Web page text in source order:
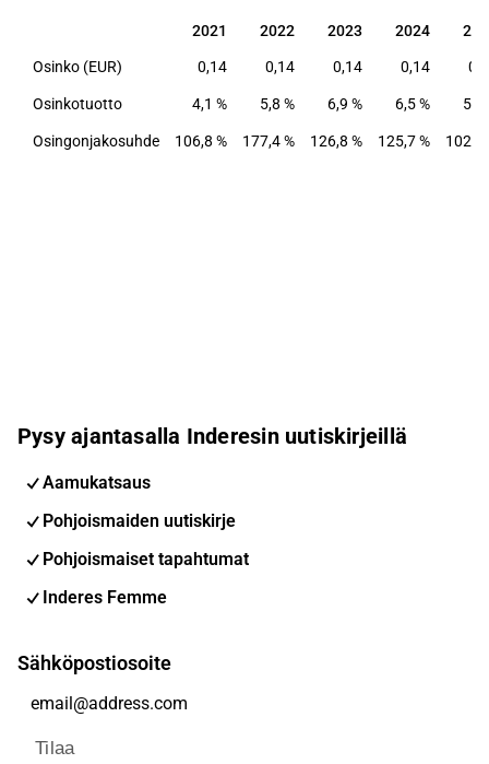
2021 2022 2023 2024
2021 2022 2023 2024
Osinko (EUR) 0,14 0,14 0,14 0,14
Osinkotuotto 4,1 % 5,8 % 6,9 % 6,5 % 5,7
Osingonjakosuhde 106,8 % 177,4 % 126,8 % 125,7 % 102,2
Pysy ajantasalla Inderesin uutiskirjeillä
Aamukatsaus
Pohjoismaiden uutiskirje
Pohjoismaiset tapahtumat
Inderes Femme
Sähköpostiosoite
Tilaa